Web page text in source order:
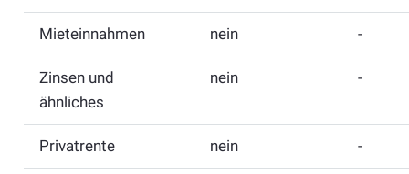
Mieteinnahmen nein -
Zinsen und
ähnliches
nein -
Privatrente nein -